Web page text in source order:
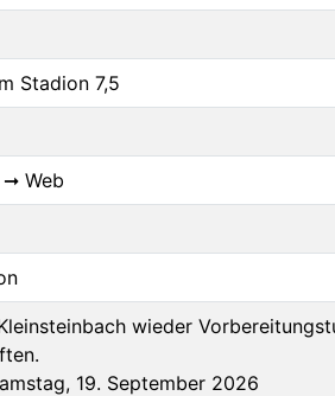
Stadion 7,5
Web
wieder
19. September 2026